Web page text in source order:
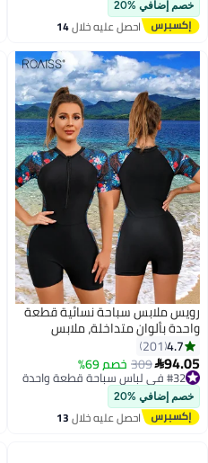
خصم إضافي %20
احصل عليه خلال14
اغسطس
رويس ملابس سباحة نسائية قطعة
واحدة بألوان متداخلة، ملابس
سباحة بأكمام قصيرة، ملابس
شاطئ محتشمة، ملابس سباحة
رياضية، جمبسوت مريح وجيد
التهوية، بنقشة زهور حمراء
4.7
201
94.05
309خصم 69% #32 في لباس سباحة قطعة واحدة
توصيل مجاني
بتخلّص بسرعة
تم بيع +10 مؤخرًا
#32 في لباس سباحة قطعة واحدة
خصم إضافي %20
احصل عليه خلال13
اغسطس